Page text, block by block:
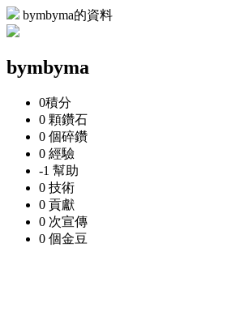
bymbyma的資料
bymbyma
0積分
0 顆鑽石
0 個碎鑽
0 經驗
-1 幫助
0 技術
0 貢獻
0 次宣傳
0 個金豆